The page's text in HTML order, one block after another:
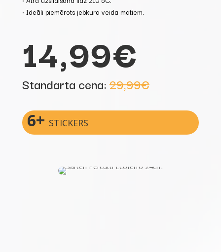
• Ideāli piemērots jebkura veida matiem.
14,99€
Standarta cena:29,99€
6+ STICKERS